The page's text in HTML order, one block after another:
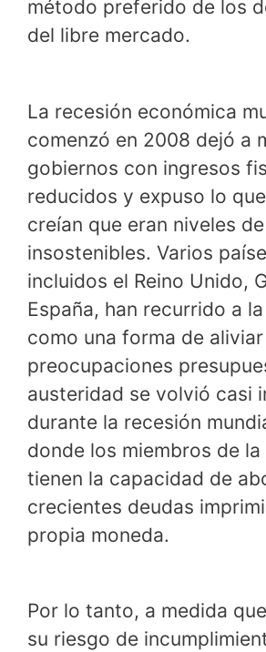
método preferido de los
del libre mercado.
La recesión económica
comenzó en 2008 dejó a
gobiernos con ingresos
reducidos y expuso lo
creían que eran niveles
insostenibles. Varios
incluidos el Reino Unido,
España, han recurrido a
como una forma de
preocupaciones
austeridad se volvió casi
durante la recesión
donde los miembros de
tienen la capacidad de
crecientes deudas
propia moneda.
Por lo tanto, a medida
su riesgo de